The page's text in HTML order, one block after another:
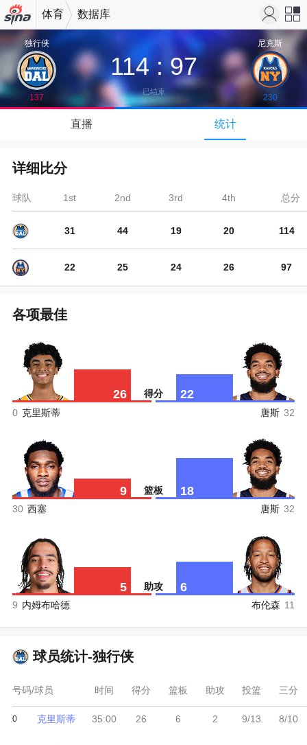
机新浪 站导
航
体育 数据库
独行侠
137
尼克斯
230
114 : 97
已结束
直播 统计
详细比分
球队 1st
31
22
2nd
44
25
3rd
19
24
4th
20
26
总分
114
97
各项最佳
26
0 克里斯蒂
得分 22
唐斯 32
9
30 西塞
篮板 18
唐斯 32
5
9 内姆布哈德
助攻 6
布伦森 11
球员统计-独行侠
号码/球员
0 克里斯蒂
时间
35:00
得分
26
篮板
6
助攻
2
投篮
9/13
三分
8/10